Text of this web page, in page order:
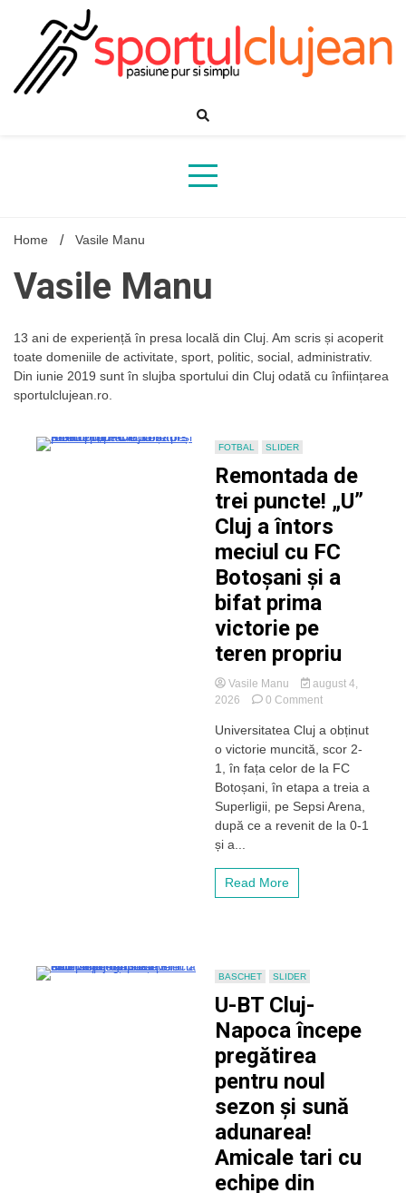
Home Vasile Manu
Vasile Manu
13 ani de experiență în presa locală din Cluj. Am scris și acoperit
toate domeniile de activitate, sport, politic, social, administrativ.
Din iunie 2019 sunt în slujba sportului din Cluj odată cu înființarea
sportulclujean.ro.
FOTBAL SLIDER
Remontada de
trei puncte! „U”
Cluj a întors
meciul cu FC
Botoșani și a
bifat prima
victorie pe
teren propriu
Vasile Manu
august 4,
2026
0 Commenton
de
trei
puncte!
a
întors
propriu
Universitatea Cluj a obținut
o victorie muncită, scor 2-
1, în fața celor de la FC
Botoșani, în etapa a treia a
Superligii, pe Sepsi Arena,
după ce a revenit de la 0-1
și a...
Read More
BASCHET SLIDER
U-BT Cluj-
Napoca începe
pregătirea
pentru noul
sezon și sună
adunarea!
Amicale tari cu
echipe din